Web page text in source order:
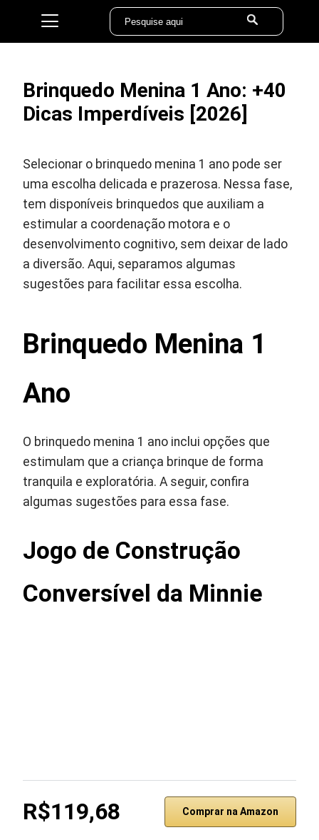
Brinquedo Menina 1 Ano: +40
Dicas Imperdíveis [2026]
Selecionar o brinquedo menina 1 ano pode ser
uma escolha delicada e prazerosa. Nessa fase,
tem disponíveis brinquedos que auxiliam a
estimular a coordenação motora e o
desenvolvimento cognitivo, sem deixar de lado
a diversão. Aqui, separamos algumas
sugestões para facilitar essa escolha.
Brinquedo Menina 1
Ano
O brinquedo menina 1 ano inclui opções que
estimulam que a criança brinque de forma
tranquila e exploratória. A seguir, confira
algumas sugestões para essa fase.
Jogo de Construção
Conversível da Minnie
R$119,68 Comprar na Amazon